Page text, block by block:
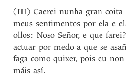
(III) Caerei nunha gran coita
meus sentimentos por ela e
ollos: Noso Señor, e que
actuar por medo a que se
faga como quixer, pois eu
máis así.